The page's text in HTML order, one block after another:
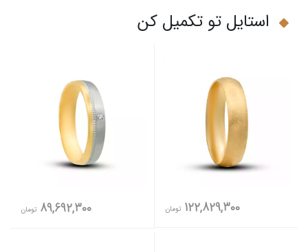
استایل تو تکمیل کن
122,829,300 تومان 89,692,300 تومان